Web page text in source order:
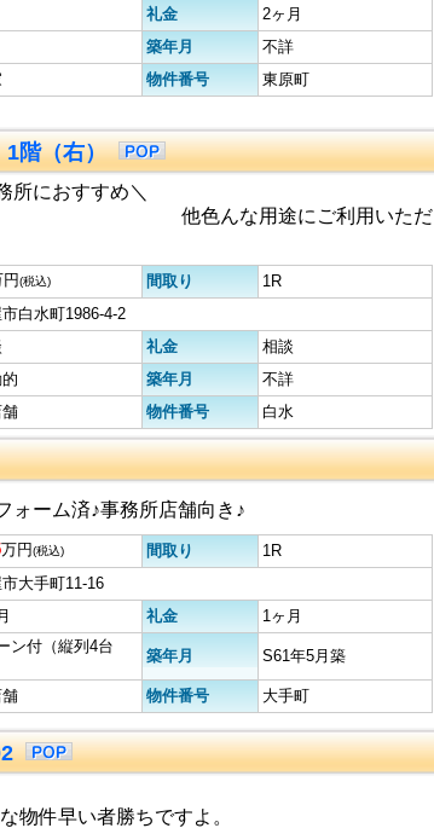
礼金
2ヶ月
築年月
不詳
物件番号 東原町
階（右）
所におすすめ＼
んな用途にご利用いただ
(税込) 間取り
1R
白水町1986-4-2
礼金
相談
築年月
不詳
物件番号 白水
ォーム済♪事務所店舗向き♪
万円(税込) 間取り
1R
大手町11-16
礼金 1ヶ月
ン付（縦列4台
築年月 S61年5月築
物件番号 大手町
物件早い者勝ちですよ。